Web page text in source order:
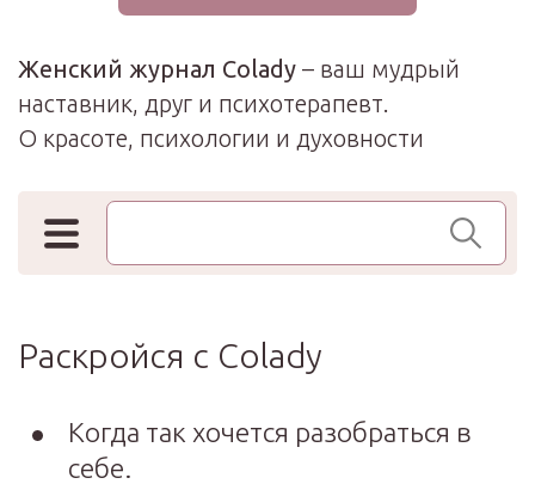
Женский журнал Colady – ваш мудрый
наставник, друг и психотерапевт.
О красоте, психологии и духовности
Поиск по сайту
Раскройся с Colady
Когда так хочется разобраться в
себе.